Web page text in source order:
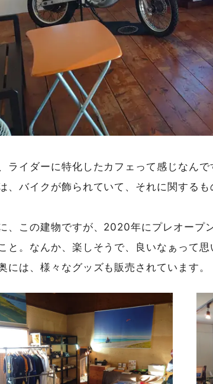
ライダーに特化したカフェって感じなんで
、バイクが飾られていて、それに関するも
、この建物ですが、2020年にプレオープ
と。なんか、楽しそうで、良いなぁって思
には、様々なグッズも販売されています。